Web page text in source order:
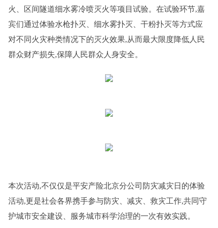
火、区间隧道细水雾冷喷灭火等项目试验。在试验环节,嘉
宾们通过体验水枪扑灭、细水雾扑灭、干粉扑灭等方式应
对不同火灾种类情况下的灭火效果,从而最大限度降低人民
群众财产损失,保障人民群众人身安全。
本次活动,不仅仅是平安产险北京分公司防灾减灾日的体验
活动,更是社会各界携手参与防灾、减灾、救灾工作,共同守
护城市安全建设、服务城市科学治理的一次有效实践。